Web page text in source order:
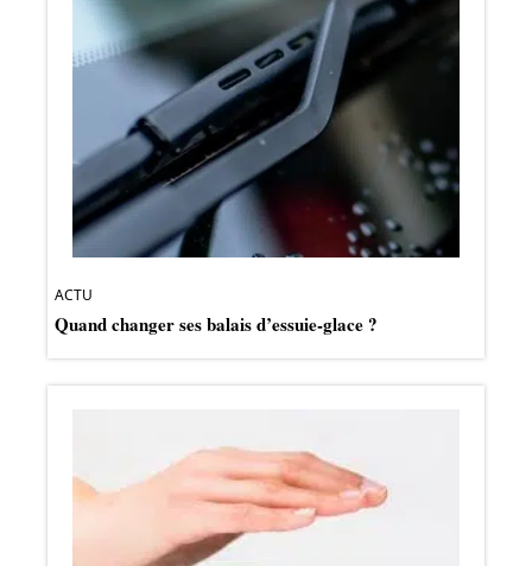
ACTU
Quand changer ses balais d’essuie-glace ?